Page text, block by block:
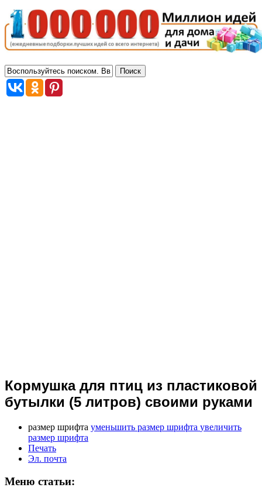
Кормушка для птиц из пластиковой
бутылки (5 литров) своими руками
размер шрифта уменьшить размер шрифта увеличить
размер шрифта
Печать
Эл. почта
Меню статьи: